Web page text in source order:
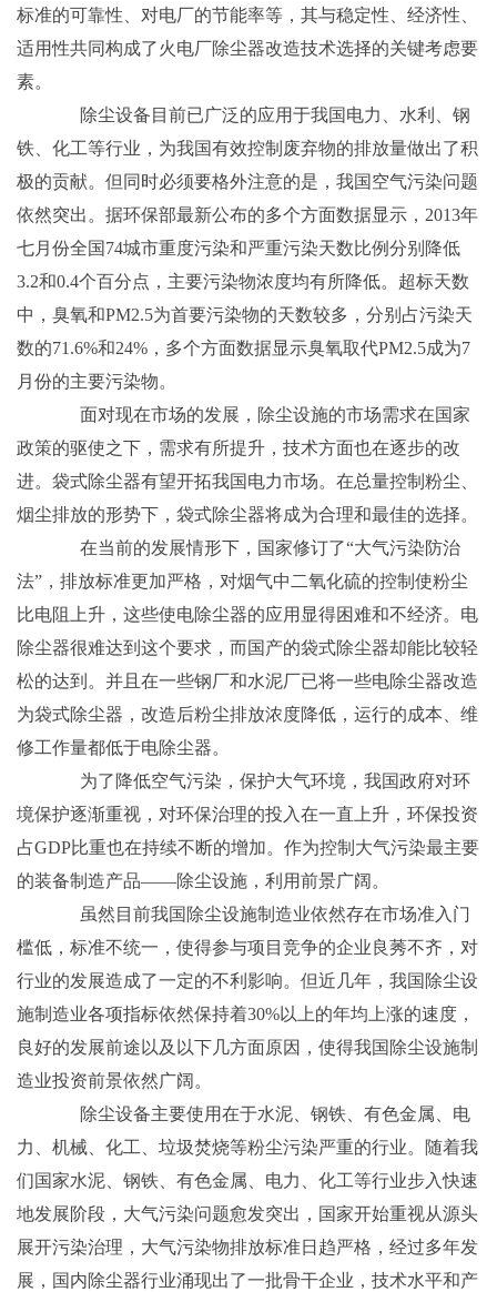
标准的可靠性、对电厂的节能率等，其与稳定性、经济性、
适用性共同构成了火电厂除尘器改造技术选择的关键考虑要
素。
除尘设备目前已广泛的应用于我国电力、水利、钢
铁、化工等行业，为我国有效控制废弃物的排放量做出了积
极的贡献。但同时必须要格外注意的是，我国空气污染问题
依然突出。据环保部最新公布的多个方面数据显示，2013年
七月份全国74城市重度污染和严重污染天数比例分别降低
3.2和0.4个百分点，主要污染物浓度均有所降低。超标天数
中，臭氧和PM2.5为首要污染物的天数较多，分别占污染天
数的71.6%和24%，多个方面数据显示臭氧取代PM2.5成为7
月份的主要污染物。
面对现在市场的发展，除尘设施的市场需求在国家
政策的驱使之下，需求有所提升，技术方面也在逐步的改
进。袋式除尘器有望开拓我国电力市场。在总量控制粉尘、
烟尘排放的形势下，袋式除尘器将成为合理和最佳的选择。
在当前的发展情形下，国家修订了“大气污染防治
法”，排放标准更加严格，对烟气中二氧化硫的控制使粉尘
比电阻上升，这些使电除尘器的应用显得困难和不经济。电
除尘器很难达到这个要求，而国产的袋式除尘器却能比较轻
松的达到。并且在一些钢厂和水泥厂已将一些电除尘器改造
为袋式除尘器，改造后粉尘排放浓度降低，运行的成本、维
修工作量都低于电除尘器。
为了降低空气污染，保护大气环境，我国政府对环
境保护逐渐重视，对环保治理的投入在一直上升，环保投资
占GDP比重也在持续不断的增加。作为控制大气污染最主要
的装备制造产品——除尘设施，利用前景广阔。
虽然目前我国除尘设施制造业依然存在市场准入门
槛低，标准不统一，使得参与项目竞争的企业良莠不齐，对
行业的发展造成了一定的不利影响。但近几年，我国除尘设
施制造业各项指标依然保持着30%以上的年均上涨的速度，
良好的发展前途以及以下几方面原因，使得我国除尘设施制
造业投资前景依然广阔。
除尘设备主要使用在于水泥、钢铁、有色金属、电
力、机械、化工、垃圾焚烧等粉尘污染严重的行业。随着我
们国家水泥、钢铁、有色金属、电力、化工等行业步入快速
地发展阶段，大气污染问题愈发突出，国家开始重视从源头
展开污染治理，大气污染物排放标准日趋严格，经过多年发
展，国内除尘器行业涌现出了一批骨干企业，技术水平和产